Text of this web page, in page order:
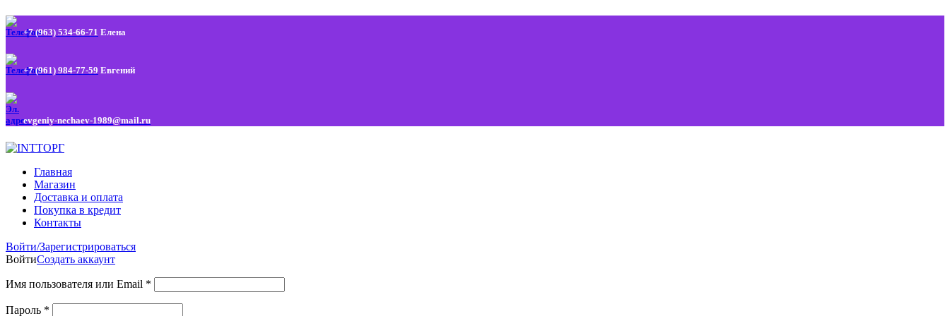
+7 (963) 534-66-71 Елена
+7 (961) 984-77-59 Евгений
evgeniy-nechaev-1989@mail.ru
Главная
Магазин
Доставка и оплата
Покупка в кредит
Контакты
Войти/Зарегистрироваться
ВойтиСоздать аккаунт
Имя пользователя или Email *
Пароль *